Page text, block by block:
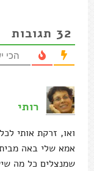
32 תגובות
הכי
רותי
ואו, זרקת אותי
אמא שלי באה
שמנצלים כל מה